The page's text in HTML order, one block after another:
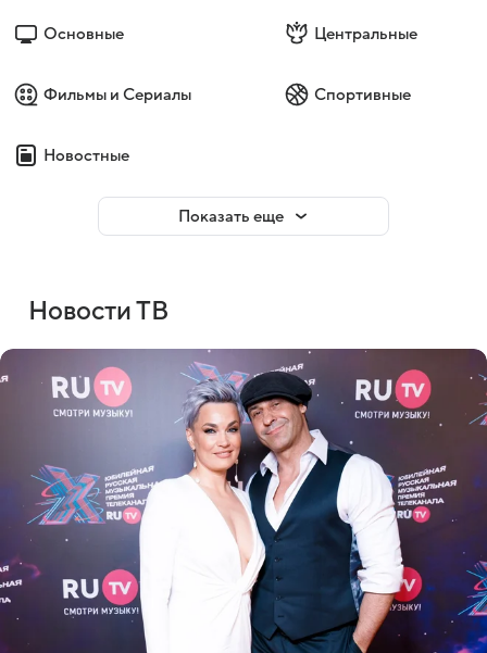
Основные Центральные
Фильмы и Сериалы Спортивные
Новостные
Показать еще
Новости ТВ